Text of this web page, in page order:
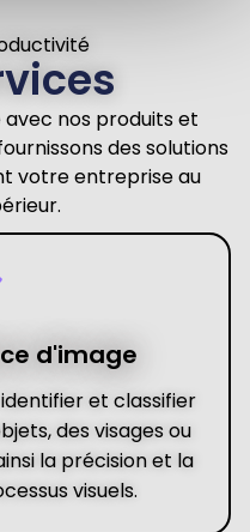
nos produits et
des solutions
votre entreprise au
d'image
identifier et classifier
des visages ou
la précision et la
visuels.